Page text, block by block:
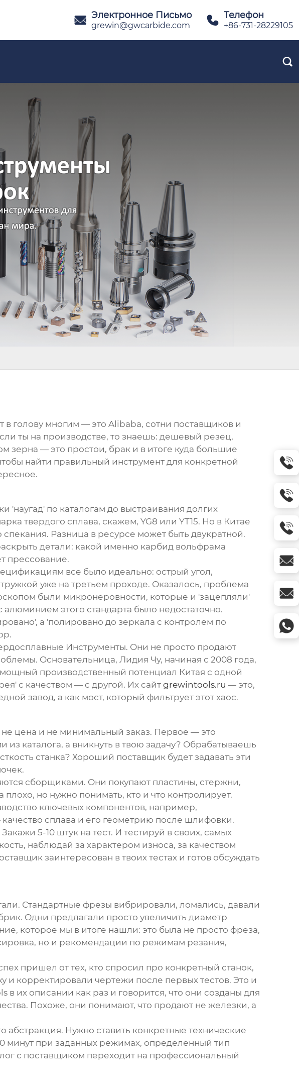
 Электронное Письмо
grewin@gwcarbide.com  Телефон
+86-731-28229105

голову многим — это Alibaba, сотни поставщиков и
ты на производстве, то знаешь: дешевый резец,
зерна — это простои, брак и в итоге куда большие
найти правильный инструментдля конкретной
'наугад' по каталогам до выстраивания долгих
твердого сплава, скажем, YG8 или YT15. Но в Китае
Разница в ресурсе может быть двукратной.
детали: какой именно карбид вольфрама
прессование.
все было идеально: острый угол,
уже на третьем проходе. Оказалось, проблема
были микронеровности, которые и 'зацепляли'
алюминием этого стандарта было недостаточно.
а 'полировано до зеркала с контролем по
Инструменты. Они не просто продают
Основательница, Лидия Чу, начиная с 2008 года,
производственный потенциал Китая с одной
с качеством — с другой. Их сайт grewintools.ru — это,
завод, а как мост, который фильтрует этот хаос.
цена и не минимальный заказ. Первое — это
каталога, а вникнуть в твою задачу? Обрабатываешь
станка? Хороший поставщик будет задавать эти
сборщиками. Они покупают пластины, стержни,
но нужно понимать, кто и что контролирует.
ключевых компонентов, например,
сплава и его геометрию после шлифовки.
5-10 штук на тест. И тестируй в своих, самых
наблюдай за характером износа, за качеством
заинтересован в твоих тестах и готов обсуждать
Стандартные фрезы вибрировали, ломались, давали
Одни предлагали просто увеличить диаметр
которое мы в итоге нашли: это была не просто фреза,
но и рекомендации по режимам резания,
пришел от тех, кто спросил про конкретный станок,
корректировали чертежи после первых тестов. Это и
в их описании как раз и говорится, что они созданы для
Похоже, они понимают, что продают не железки, а
абстракция. Нужно ставить конкретные технические
минут при заданных режимах, определенный тип
с поставщиком переходит на профессиональный